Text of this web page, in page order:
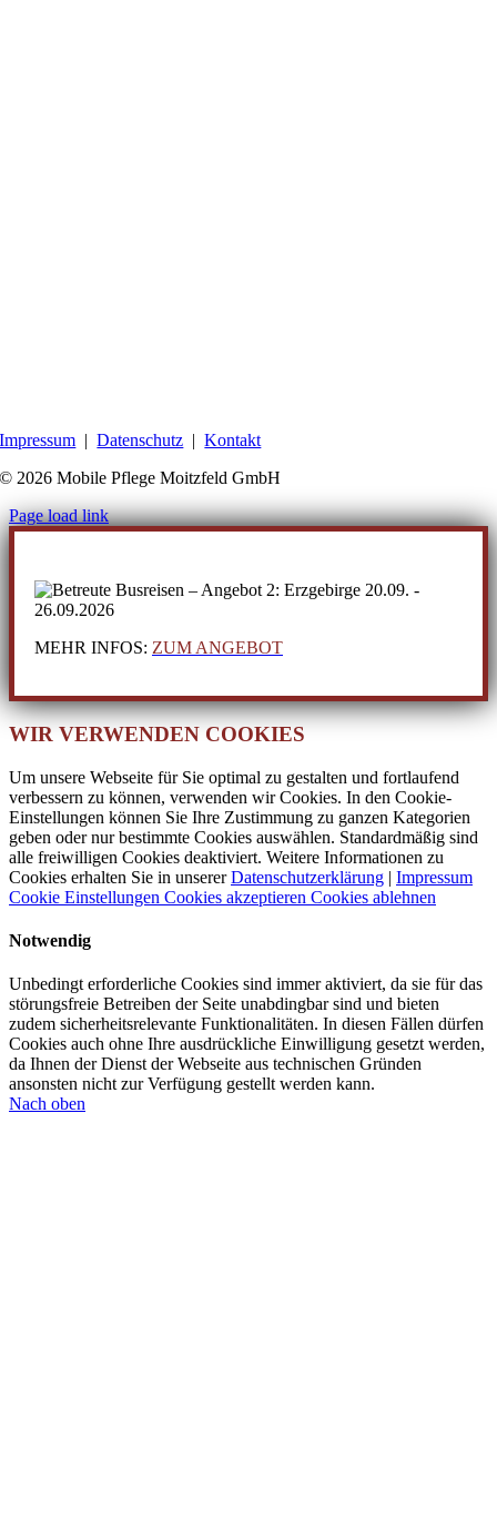
Impressum |Datenschutz |Kontakt
© 2026 Mobile Pflege Moitzfeld GmbH
Page load link
MEHR INFOS: ZUM ANGEBOT
WIR VERWENDEN COOKIES
Um unsere Webseite für Sie optimal zu gestalten und fortlaufend
verbessern zu können, verwenden wir Cookies. In den Cookie-
Einstellungen können Sie Ihre Zustimmung zu ganzen Kategorien
geben oder nur bestimmte Cookies auswählen. Standardmäßig sind
alle freiwilligen Cookies deaktiviert. Weitere Informationen zu
Cookies erhalten Sie in unsererDatenschutzerklärung | Impressum
Cookie Einstellungen Cookies akzeptieren Cookies ablehnen
Notwendig
Unbedingt erforderliche Cookies sind immer aktiviert, da sie für das
störungsfreie Betreiben der Seite unabdingbar sind und bieten
zudem sicherheitsrelevante Funktionalitäten. In diesen Fällen dürfen
Cookies auch ohne Ihre ausdrückliche Einwilligung gesetzt werden,
da Ihnen der Dienst der Webseite aus technischen Gründen
ansonsten nicht zur Verfügung gestellt werden kann.
Nach oben